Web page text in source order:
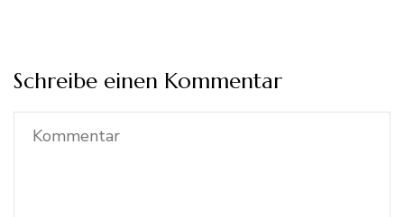
Schreibe einen Kommentar